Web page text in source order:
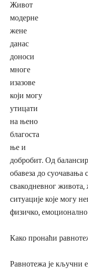
Живот
модерне
жене
данас
доноси
многе
изазове
који могу
утицати
на њено
благоста
ње и
добробит. Од
обавеза до суочавања
свакодневног живота,
ситуације које могу
физичко,
Како пронаћи
Равнотежа је кључни